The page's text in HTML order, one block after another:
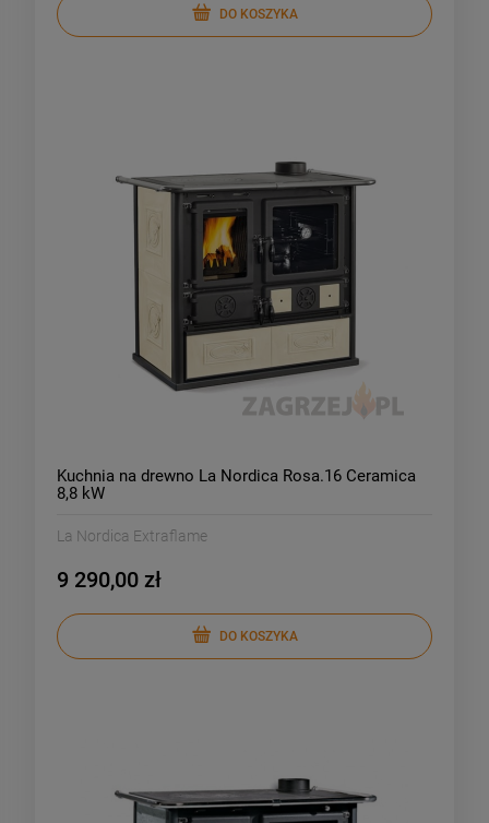
DO KOSZYKA
Kuchnia na drewno La Nordica Rosa.16 Ceramica
8,8 kW
La Nordica Extraflame
9 290,00 zł
DO KOSZYKA